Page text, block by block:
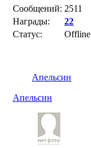
Сообщений: 2511
Награды:
22
Статус:
Offline
Апельсин
Апельсин